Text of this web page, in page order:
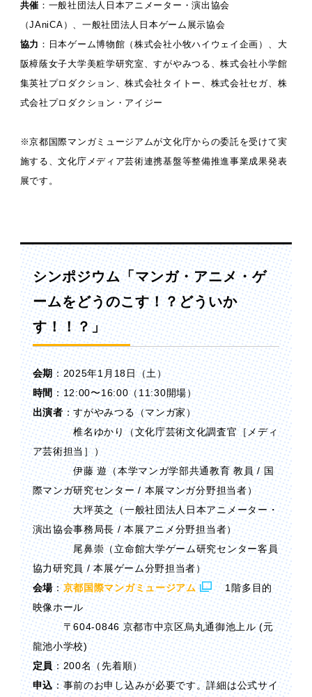
共催 ：一般社団法人日本アニメーター・演出協会
（JAniCA）、一般社団法人日本ゲーム展示協会
協力 ：日本ゲーム博物館（株式会社小牧ハイウェイ企画）、大
阪樟蔭女子大学美粧学研究室、すがやみつる、株式会社小学館
集英社プロダクション、株式会社タイトー、株式会社セガ、株
式会社プロダクション・アイジー
※京都国際マンガミュージアムが文化庁からの委託を受けて実
施する、文化庁メディア芸術連携基盤等整備推進事業成果発表
展です。
シンポジウム「マンガ・アニメ・ゲ
ームをどうのこす！？どういか
す！！？」
会期：2025年1月18日（土）
時間 ：12:00〜16:00（11:30開場）
出演者：すがやみつる（マンガ家）
椎名ゆかり（文化庁芸術文化調査官［メディ
ア芸術担当］）
伊藤 遊（本学マンガ学部共通教育 教員 / 国
際マンガ研究センター / 本展マンガ分野担当者）
大坪英之（一般社団法人日本アニメーター・
演出協会事務局長 / 本展アニメ分野担当者）
尾鼻崇（立命館大学ゲーム研究センター客員
協力研究員 / 本展ゲーム分野担当者）
会場：京都国際マンガミュージアム
1階多目的
映像ホール
〒604-0846 京都市中京区烏丸通御池上ル (元
龍池小学校)
定員：200名（先着順）
申込：事前のお申し込みが必要です。詳細は公式サイ